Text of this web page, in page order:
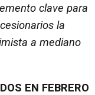
clave para
la
a mediano
EN FEBRERO